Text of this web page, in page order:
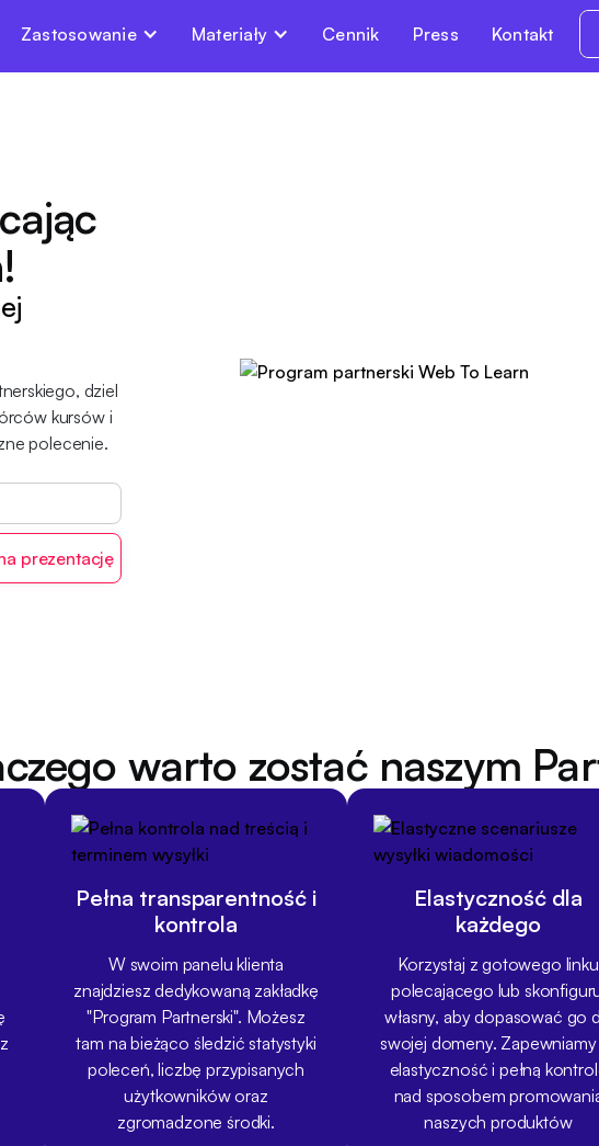
Zastosowanie Materiały Cennik Press Kontakt
!
dziel
kursów i
polecenie.
warto zostać naszym
Pełna transparentność i
kontrola
W swoim panelu klienta
znajdziesz dedykowaną zakładkę
"Program Partnerski". Możesz
tam na bieżąco śledzić statystyki
poleceń, liczbę przypisanych
użytkowników oraz
zgromadzone środki.
Elastyczność dla
każdego
Korzystaj z gotowego linku
polecającego lub
własny, aby dopasować go
swojej domeny. Zapewniamy
elastyczność i pełną
nad sposobem
naszych produktów